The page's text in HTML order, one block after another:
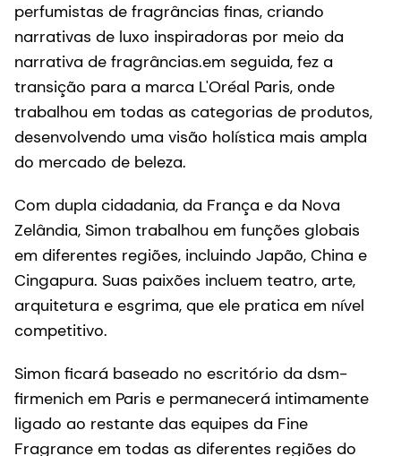
perfumistas de fragrâncias finas, criando
narrativas de luxo inspiradoras por meio da
narrativa de fragrâncias.em seguida, fez a
transição para a marca L'Oréal Paris, onde
trabalhou em todas as categorias de produtos,
desenvolvendo uma visão holística mais ampla
do mercado de beleza.
Com dupla cidadania, da França e da Nova
Zelândia, Simon trabalhou em funções globais
em diferentes regiões, incluindo Japão, China e
Cingapura. Suas paixões incluem teatro, arte,
arquitetura e esgrima, que ele pratica em nível
competitivo.
Simon ficará baseado no escritório da dsm-
firmenich em Paris e permanecerá intimamente
ligado ao restante das equipes da Fine
Fragrance em todas as diferentes regiões do